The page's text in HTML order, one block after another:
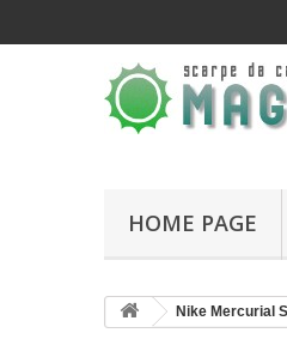
HOME PAGE
Nike Mercurial